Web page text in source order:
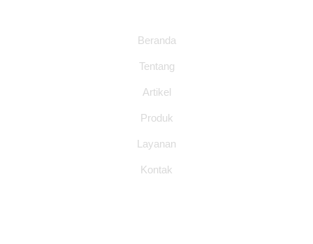
Beranda
Tentang
Artikel
Produk
Layanan
Kontak